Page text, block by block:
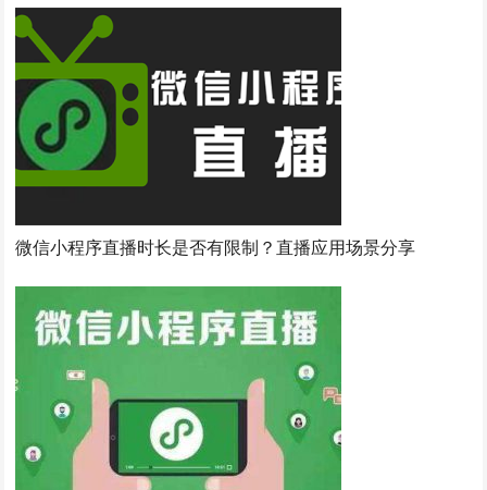
微信小程序直播时长是否有限制？直播应用场景分享